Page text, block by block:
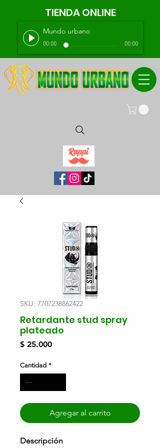
TIENDA ONLINE
Mundo urbano
00:00 00:00
SKU: 7707238862422
Retardante stud spray
plateado
$ 25.000Precio
Cantidad *
Agregar al carrito
Descripción